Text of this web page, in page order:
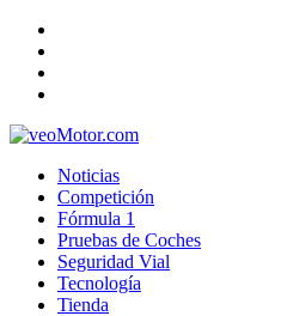
Noticias
Competición
Fórmula 1
Pruebas de Coches
Seguridad Vial
Tecnología
Tienda